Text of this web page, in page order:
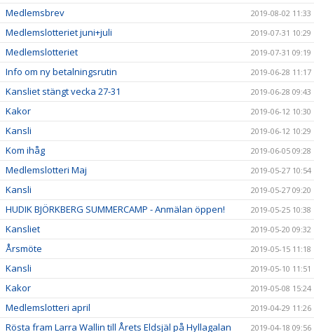
Medlemsbrev 2019-08-02 11:33
Medlemslotteriet juni+juli 2019-07-31 10:29
Medlemslotteriet 2019-07-31 09:19
Info om ny betalningsrutin 2019-06-28 11:17
Kansliet stängt vecka 27-31 2019-06-28 09:43
Kakor 2019-06-12 10:30
Kansli 2019-06-12 10:29
Kom ihåg 2019-06-05 09:28
Medlemslotteri Maj 2019-05-27 10:54
Kansli 2019-05-27 09:20
HUDIK BJÖRKBERG SUMMERCAMP - Anmälan öppen! 2019-05-25 10:38
Kansliet 2019-05-20 09:32
Årsmöte 2019-05-15 11:18
Kansli 2019-05-10 11:51
Kakor 2019-05-08 15:24
Medlemslotteri april 2019-04-29 11:26
Rösta fram Larra Wallin till Årets Eldsjäl på Hyllagalan 2019-04-18 09:56